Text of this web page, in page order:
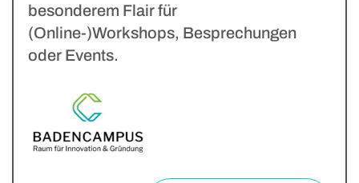
besonderem Flair für
(Online-)Workshops, Besprechungen
oder Events.